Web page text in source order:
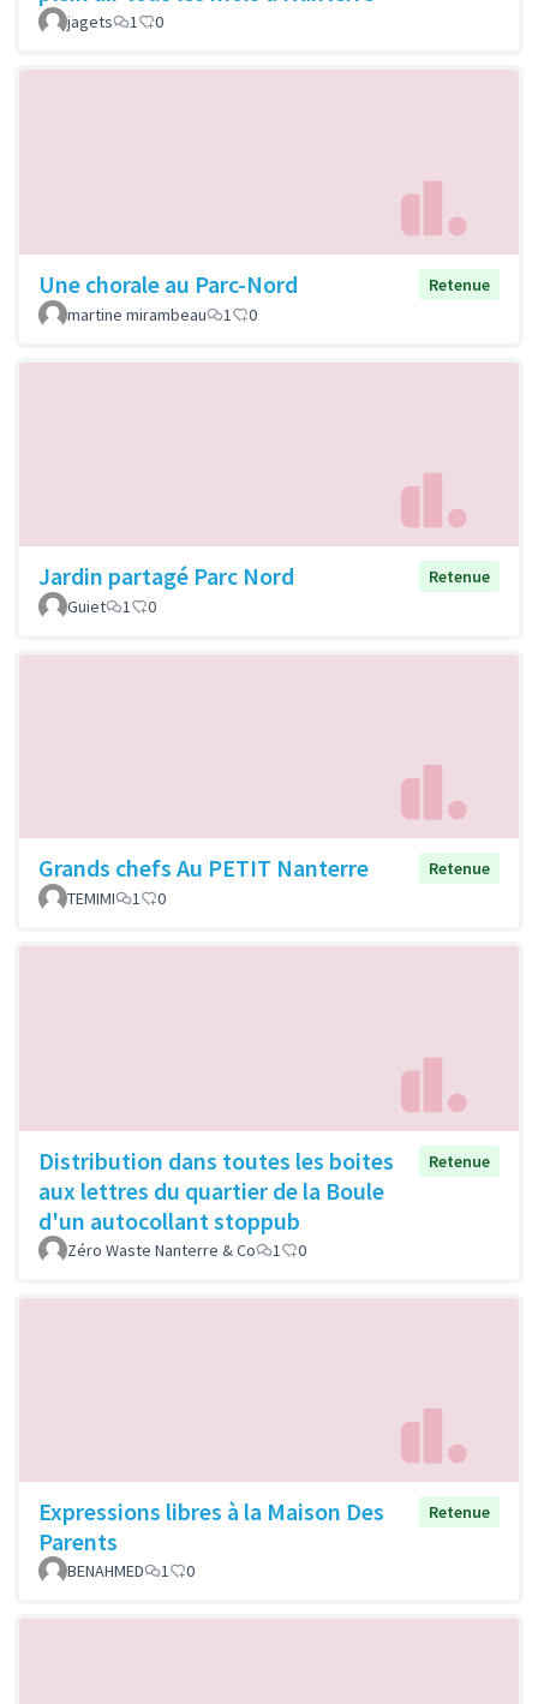
jagets 1 0
Une chorale au Parc-Nord
Retenue
martine mirambeau
1 0
Jardin partagé Parc Nord
Retenue
Guiet
1 0
Grands chefs Au PETIT Nanterre
Retenue
TEMIMI
1 0
Distribution dans toutes les boites
aux lettres du quartier de la Boule
d'un autocollant stoppub
Retenue
Zéro Waste Nanterre & Co 1 0
Expressions libres à la Maison Des
Parents
Retenue
BENAHMED 1 0